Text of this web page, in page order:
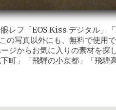
レフ「EOS Kiss デジタル」
の写真以外にも、無料で使
ジからお気に入りの素材を探
町」「飛騨の小京都」「飛騨